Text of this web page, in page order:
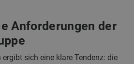
Anforderungen der
sich eine klare Tendenz: die